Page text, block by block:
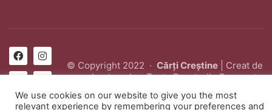
© Copyright 2022 · Cărți Creștine | Creat de
wphostee.uk· Toate Drepturile Rezervate
We use cookies on our website to give you the most
relevant experience by remembering your preferences and